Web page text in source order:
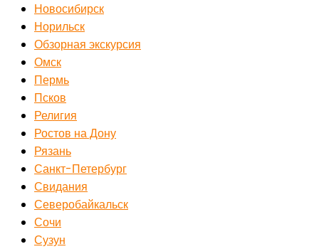
Новосибирск
Норильск
Обзорная экскурсия
Омск
Пермь
Псков
Религия
Ростов на Дону
Рязань
Санкт-Петербург
Свидания
Северобайкальск
Сочи
Сузун